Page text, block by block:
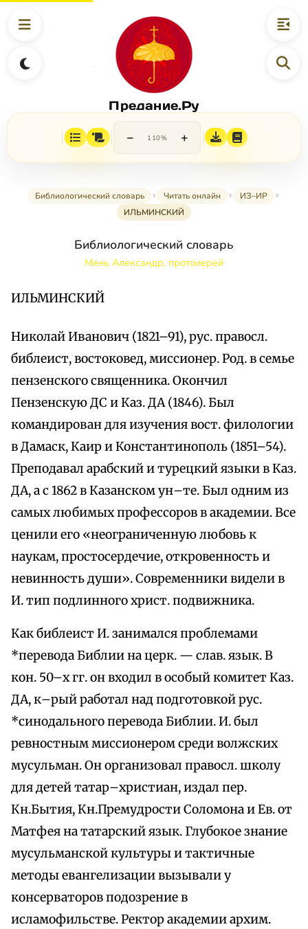
Предание.Ру
− 110% +
Библиологический словарь Читать онлайн
ИЗ–ИР
ИЛЬМИНСКИЙ
Библиологический словарь
Мень Александр, протоиерей
ИЛЬМИНСКИЙ
Николай Иванович (1821–91), рус. правосл.
библеист, востоковед, миссионер. Род. в семье
пензенского священника. Окончил
Пензенскую ДС и Каз. ДА (1846). Был
командирован для изучения вост. филологии
в Дамаск, Каир и Константинополь (1851–54).
Преподавал арабский и турецкий языки в Каз.
ДА, а с 1862 в Казанском ун–те. Был одним из
самых любимых профессоров в академии. Все
ценили его «неограниченную любовь к
наукам, простосердечие, откровенность и
невинность души». Современники видели в
И. тип подлинного христ. подвижника.
Как библеист И. занимался проблемами
*перевода Библии на церк. — слав. язык. В
кон. 50–х гг. он входил в особый комитет Каз.
ДА, к–рый работал над подготовкой рус.
*синодального перевода Библии. И. был
ревностным миссионером среди волжских
мусульман. Он организовал правосл. школу
для детей татар–христиан, издал пер.
Кн.Бытия, Кн.Премудрости Соломона и Ев. от
Матфея на татарский язык. Глубокое знание
мусульманской культуры и тактичные
методы евангелизации вызывали у
консерваторов подозрение в
исламофильстве. Ректор академии архим.